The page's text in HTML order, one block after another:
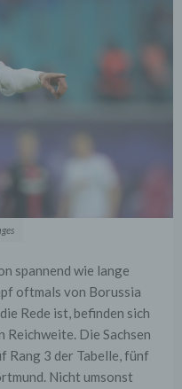
spannend wie lange
oftmals von Borussia
Rede ist, befinden sich
Reichweite. Die Sachsen
Rang 3 der Tabelle, fünf
Nicht umsonst